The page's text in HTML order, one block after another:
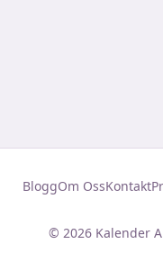
BloggOm OssKontakt
© 2026 Kalender